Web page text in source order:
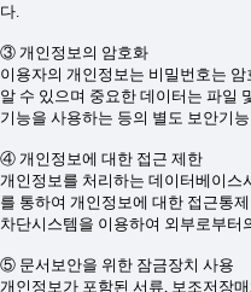
다.
③ 개인정보의 암호화
이용자의 개인정보는 비밀번호는
알 수 있으며 중요한 데이터는 파일
기능을 사용하는 등의 별도 보안기
④ 개인정보에 대한 접근 제한
개인정보를 처리하는 데이터베이스
를 통하여 개인정보에 대한 접근통
차단시스템을 이용하여 외부로부터
⑤ 문서보안을 위한 잠금장치 사용
개인정보가 포함된 서류, 보조저장